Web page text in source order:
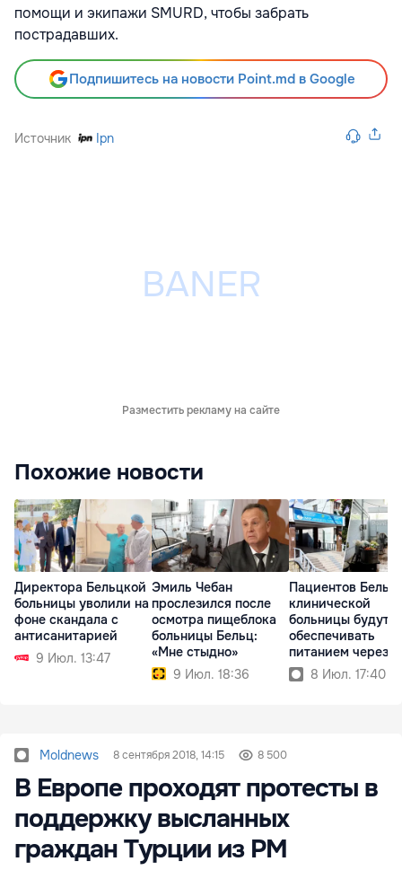
помощи и экипажи SMURD, чтобы забрать
пострадавших.
Подпишитесь на новости Point.md в Google
Источник Ipn
Разместить рекламу на сайте
Похожие новости
Директора Бельцкой
больницы уволили на
фоне скандала с
антисанитарией
9 Июл. 13:47
Эмиль Чебан
прослезился после
осмотра пищеблока
больницы Бельц:
«Мне стыдно»
9 Июл. 18:36
Пациентов
клинической
больницы будут
обеспечивать
питанием через
кейтеринг
8 Июл. 17:40
Moldnews 8 сентября 2018, 14:15 8 500
В Европе проходят протесты в
поддержку высланных
граждан Турции из РМ